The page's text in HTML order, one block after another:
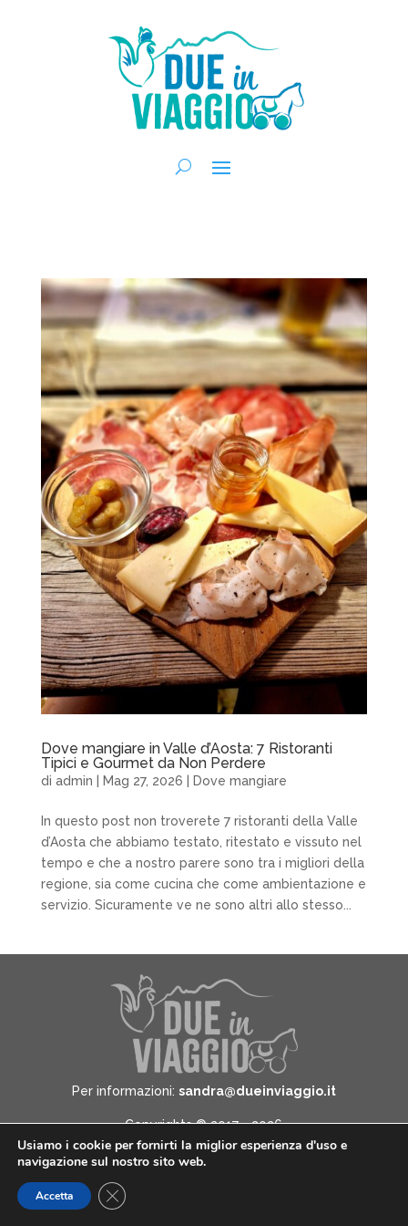
Dove mangiare in Valle d’Aosta: 7 Ristoranti
Tipici e Gourmet da Non Perdere
di admin Mag 27, 2026 Dove mangiare
In questo post non troverete 7 ristoranti della Valle
d’Aosta che abbiamo testato, ritestato e vissuto nel
tempo e che a nostro parere sono tra i migliori della
regione, sia come cucina che come ambientazione e
servizio. Sicuramente ve ne sono altri allo stesso...
Per informazioni: sandra@dueinviaggio.it
Copyrights © 2017 - 2026
Due in Viaggio - All Rights Reserved -
Usiamo i cookie per fornirti la miglior esperienza d'uso e
navigazione sul nostro sito web.
Accetta Close GDPR Cookie Banner